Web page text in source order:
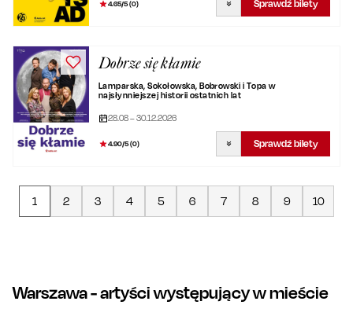
4.65/5 (0) Sprawdź bilety
Dobrze się kłamie
Lamparska, Sokołowska, Bobrowski i Topa w
najsłynniejszej historii ostatnich lat
28.08 – 30.12.2026
4.90/5 (0) Sprawdź bilety
1 2 3 4 5 6 7 8 9 10
Warszawa- artyści występujący w mieście